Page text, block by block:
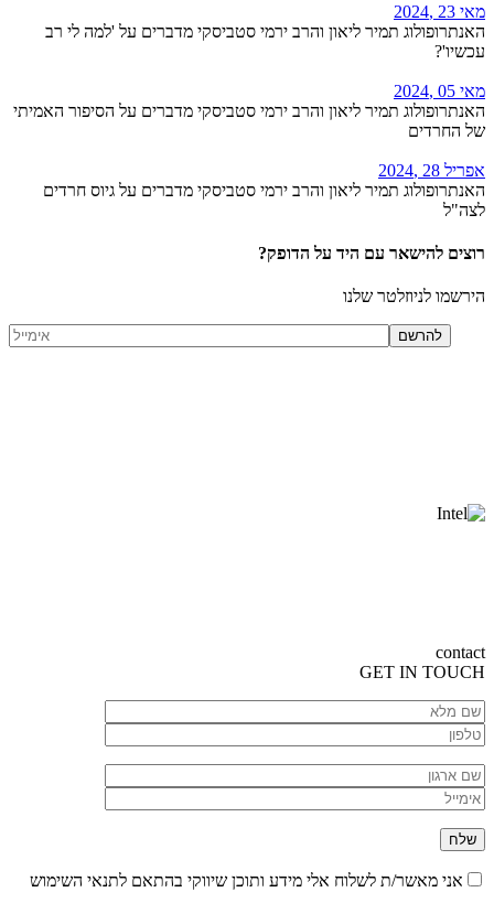
מאי 23 ,2024
האנתרופולוג תמיר ליאון והרב ירמי סטביסקי מדברים על 'למה לי רב
עכשיו'?
מאי 05 ,2024
האנתרופולוג תמיר ליאון והרב ירמי סטביסקי מדברים על הסיפור האמיתי
של החרדים
אפריל 28 ,2024
האנתרופולוג תמיר ליאון והרב ירמי סטביסקי מדברים על גיוס חרדים
לצה"ל
רוצים להישאר עם היד על הדופק?
הירשמו לניוזלטר שלנו
contact
GET IN TOUCH
אני מאשר/ת לשלוח אלי מידע ותוכן שיווקי בהתאם לתנאי השימוש